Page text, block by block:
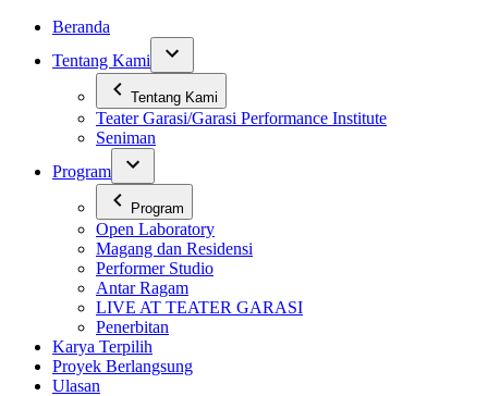
Skip
content
Beranda
Tentang Kami
Tentang Kami
Teater Garasi/Garasi Performance Institute
Seniman
Program
Program
Open Laboratory
Magang dan Residensi
Performer Studio
Antar Ragam
LIVE AT TEATER GARASI
Penerbitan
Karya Terpilih
Proyek Berlangsung
Ulasan